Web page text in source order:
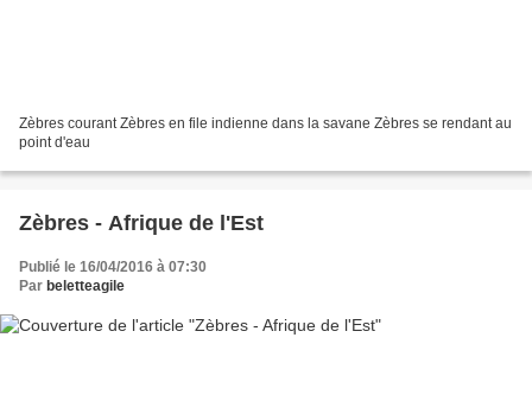
Zèbres courant Zèbres en file indienne dans la savane Zèbres se rendant au
point d'eau
Zèbres - Afrique de l'Est
Publié le 16/04/2016 à 07:30
Par beletteagile